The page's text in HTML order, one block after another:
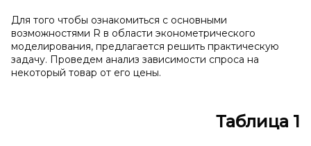
Для того чтобы ознакомиться с основными
возможностями R в области эконометрического
моделирования, предлагается решить практическую
задачу. Проведем анализ зависимости спроса на
некоторый товар от его цены.
Таблица 1